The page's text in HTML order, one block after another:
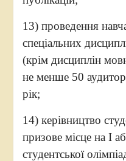
13) проведення
спеціальних
(крім дисциплін
не менше 50
рік;
14) керівництво
призове місце на I
студентської